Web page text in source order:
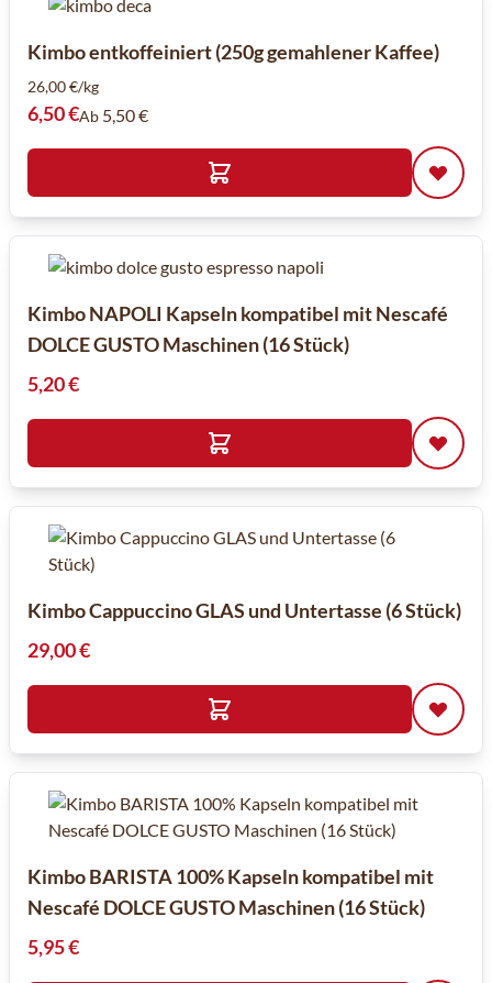
Kimbo entkoffeiniert (250g gemahlener Kaffee)
26,00 €/kg
6,50 €Ab 5,50 €
Kimbo NAPOLI Kapseln kompatibel mit Nescafé
DOLCE GUSTO Maschinen (16 Stück)
5,20 €
Kimbo Cappuccino GLAS und Untertasse (6 Stück)
29,00 €
Kimbo BARISTA 100% Kapseln kompatibel mit
Nescafé DOLCE GUSTO Maschinen (16 Stück)
5,95 €